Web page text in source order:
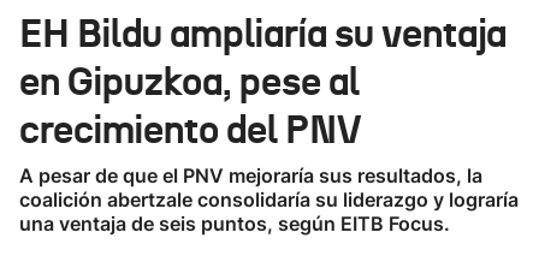
Ikusmiran
Eguraldia
EH Bildu ampliaría su ventaja
en Gipuzkoa, pese al
crecimiento del PNV
A pesar de que el PNV mejoraría sus resultados, la
coalición abertzale consolidaría su liderazgo y lograría
una ventaja de seis puntos, según EITB Focus.